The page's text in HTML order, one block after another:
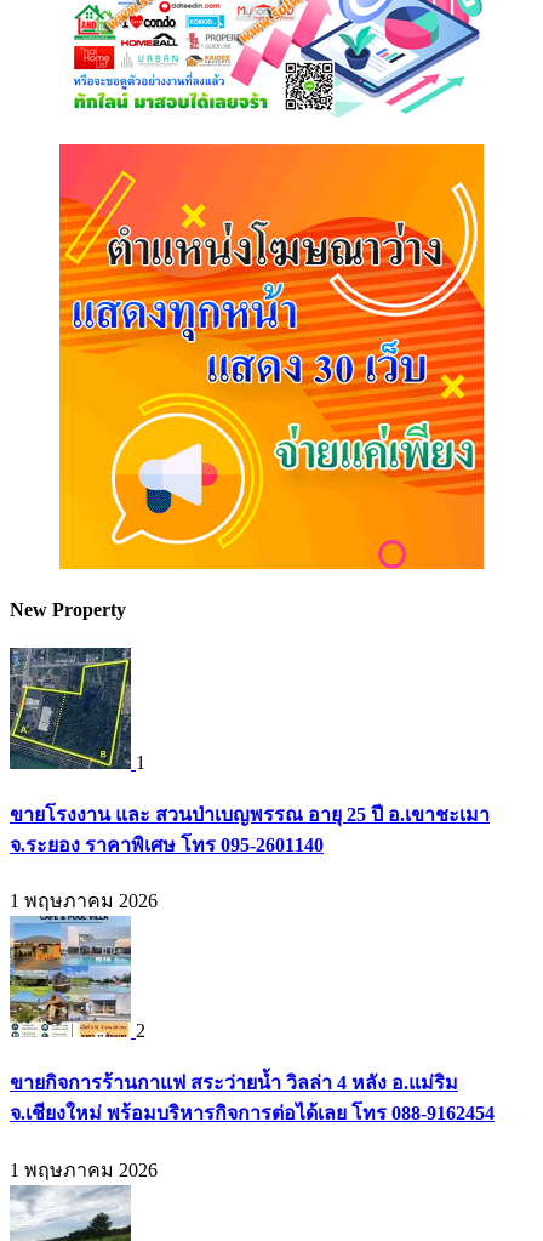
New Property
1
ขายโรงงาน และ สวนป่าเบญพรรณ อายุ 25 ปี อ.เขาชะเมา
จ.ระยอง ราคาพิเศษ โทร 095-2601140
1 พฤษภาคม 2026
2
ขายกิจการร้านกาแฟ สระว่ายน้ำ วิลล่า 4 หลัง อ.แม่ริม
จ.เชียงใหม่ พร้อมบริหารกิจการต่อได้เลย โทร 088-9162454
1 พฤษภาคม 2026